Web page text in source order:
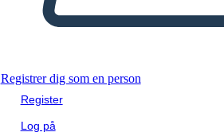
Registrer dig som en person
Register
Log på